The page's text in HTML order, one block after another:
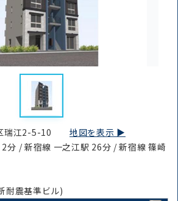
区瑞江2-5-10地図を表示 ▶︎
分 / 新宿線 一之江駅 26分 / 新宿線 篠崎
耐震基準ビル)